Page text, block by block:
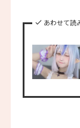
あわせて読